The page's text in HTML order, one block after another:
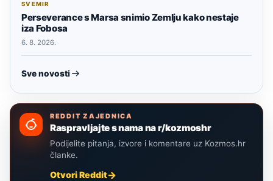
SVEMIR
Perseverance s Marsa snimio Zemlju kako nestaje
iza Fobosa
6. 8. 2026.
Sve novosti
REDDIT ZAJEDNICA
Raspravljajte s nama na r/kozmoshr
Podijelite pitanja, izvore i komentare uz Kozmos.hr
članke.
Otvori Reddit